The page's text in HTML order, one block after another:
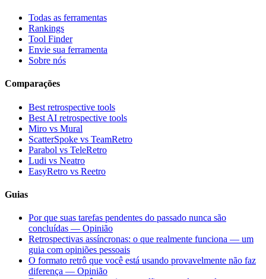
Todas as ferramentas
Rankings
Tool Finder
Envie sua ferramenta
Sobre nós
Comparações
Best retrospective tools
Best AI retrospective tools
Miro vs Mural
ScatterSpoke vs TeamRetro
Parabol vs TeleRetro
Ludi vs Neatro
EasyRetro vs Reetro
Guias
Por que suas tarefas pendentes do passado nunca são
concluídas — Opinião
Retrospectivas assíncronas: o que realmente funciona — um
guia com opiniões pessoais
O formato retrô que você está usando provavelmente não faz
diferença — Opinião